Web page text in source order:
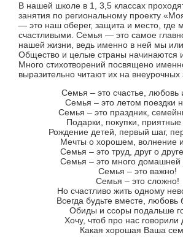
В нашей школе в 1, 3,5 классах
занятия по региональному проекту
— это наш оберег, защита и место, где
счастливыми. Семья — это самое
нашей жизни, ведь именно в ней мы
Общество и целые страны начинаются
Много стихотворений посвящено
выразительно читают их на внеурочных
Семья – это счастье, любовь
Семья – это летом поездки
Семья – это праздник,
Подарки, покупки, приятные
Рождение детей, первый шаг,
Мечты о хорошем, волнение и
Семья – это труд, друг о друге
Семья – это много домашней
Семья – это важно!
Семья – это сложно!
Но счастливо жить одному
Всегда будьте вместе, любовь
Обиды и ссоры подальше
Хочу, чтоб про нас говорили
Какая хорошая Ваша